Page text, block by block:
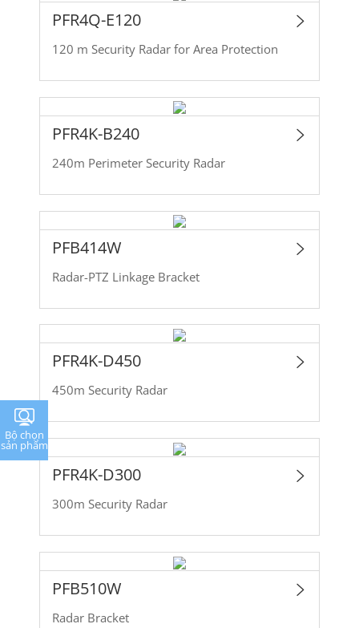
PFR4Q-E120
120 m Security Radar for Area Protection
PFR4K-B240
240m Perimeter Security Radar
PFB414W
Radar-PTZ Linkage Bracket
PFR4K-D450
450m Security Radar
PFR4K-D300
300m Security Radar
PFB510W
Radar Bracket
Bộ chọn
sản phẩm